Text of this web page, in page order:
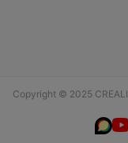
Copyright © 2025